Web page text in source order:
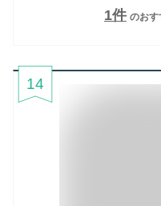
1件 のおす
14